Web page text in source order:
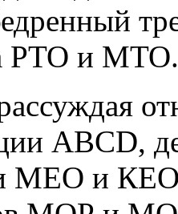
РТО и МТО.
ABCD,
МЕО и